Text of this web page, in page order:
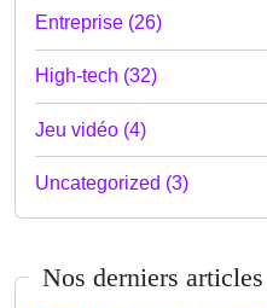
Entreprise (26)
High-tech (32)
Jeu vidéo (4)
Uncategorized (3)
Nos derniers articles